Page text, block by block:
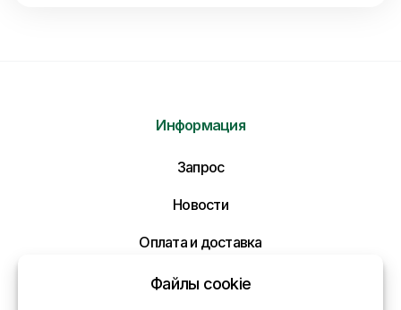
Отправить нам сообщение
Напишите нам ваше сообщение и мы ответим
Вам в самое ближайшее время!
Информация
Запрос
Новости
Оплата и доставка
Политика конфиденциальности
Файлы cookie